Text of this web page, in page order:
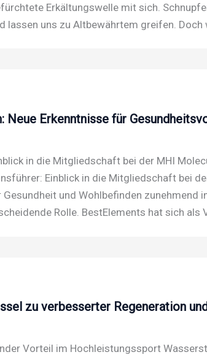
Erkältungswelle mit sich.
lassen uns zu Altbewährtem greifen. Doch
Erkenntnisse für
in die Mitgliedschaft bei der MHI
Einblick in die Mitgliedschaft bei
und Wohlbefinden zunehmend
Rolle. BestElements hat sich als
zu verbesserter Regeneration
Vorteil im Hochleistungssport